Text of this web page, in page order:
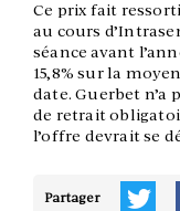
Ce prix fait
au cours
séance avant
15,8% sur la
date. Guerbet
de retrait
l’offre devrait se
Partager